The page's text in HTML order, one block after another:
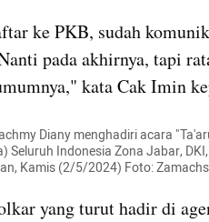
ke PKB, sudah
pada akhirnya, tapi
kata Cak Imin
Diany menghadiri acara
Seluruh Indonesia Zona Jabar,
Kamis (2/5/2024) Foto:
yang turut hadir di